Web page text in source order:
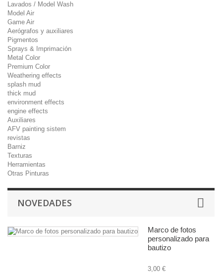
Lavados / Model Wash
Model Air
Game Air
Aerógrafos y auxiliares
Pigmentos
Sprays & Imprimación
Metal Color
Premium Color
Weathering effects
splash mud
thick mud
environment effects
engine effects
Auxiliares
AFV painting sistem
revistas
Barniz
Texturas
Herramientas
Otras Pinturas
NOVEDADES
Marco de fotos
personalizado para
bautizo
3,00 €